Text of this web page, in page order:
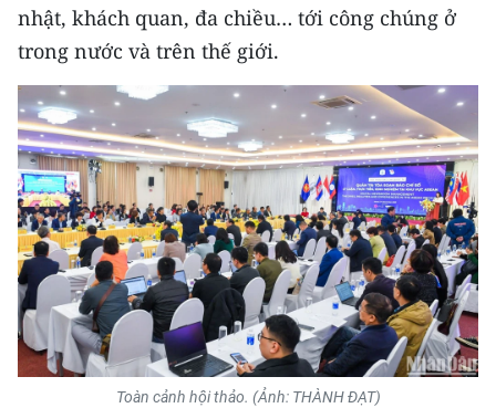
nhật, khách quan, đa chiều… tới công chúng ở
trong nước và trên thế giới.
Toàn cảnh hội thảo. (Ảnh: THÀNH ĐẠT)